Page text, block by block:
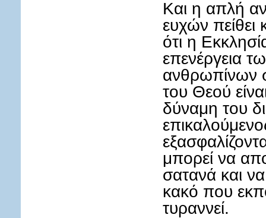
Και η απλή
ευχών πείθει
ότι η
επενέργεια
ανθρωπίνων
του Θεού
δύναμη του
μπορεί να
σατανά και
κακό που
τυραννεί.